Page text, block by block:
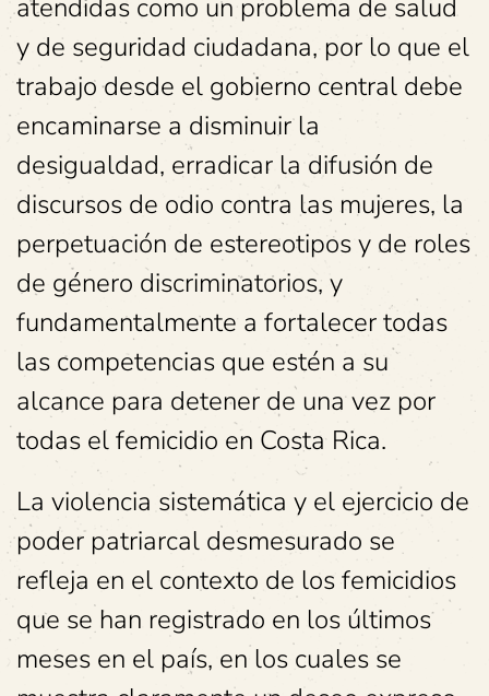
atendidas como un problema de salud
y de seguridad ciudadana, por lo que el
trabajo desde el gobierno central debe
encaminarse a disminuir la
desigualdad, erradicar la difusión de
discursos de odio contra las mujeres, la
perpetuación de estereotipos y de roles
de género discriminatorios, y
fundamentalmente a fortalecer todas
las competencias que estén a su
alcance para detener de una vez por
todas el femicidio en Costa Rica.
La violencia sistemática y el ejercicio de
poder patriarcal desmesurado se
refleja en el contexto de los femicidios
que se han registrado en los últimos
meses en el país, en los cuales se